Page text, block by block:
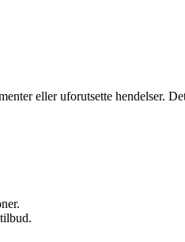
eller uforutsette hendelser.